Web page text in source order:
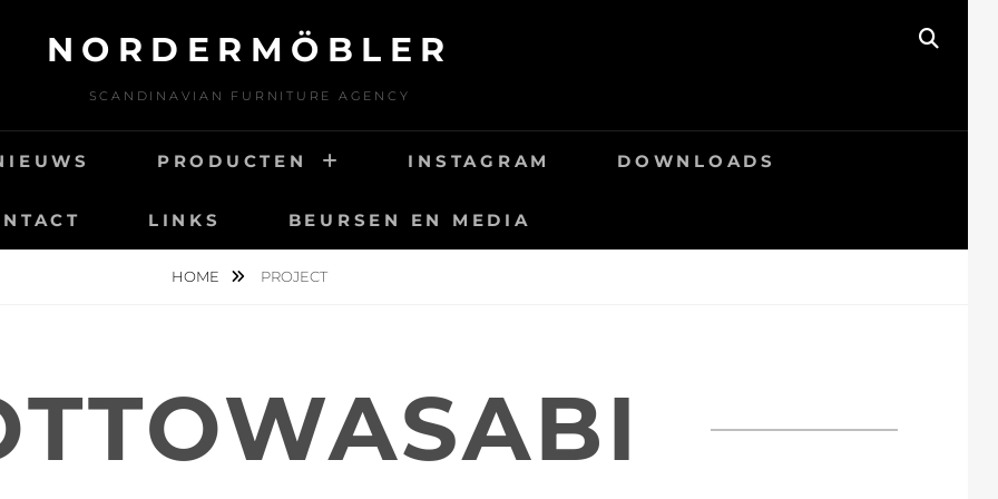
NORDERMÖBLER
SCANDINAVIAN FURNITURE AGENCY
PRODUCTEN INSTAGRAM DOWNLOADS
LINKS BEURSEN EN MEDIA
HOME PROJECT